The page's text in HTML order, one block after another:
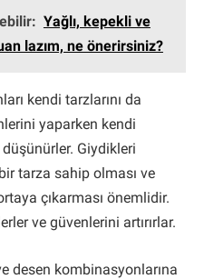
Yağlı, kepekli ve
lazım, ne önerirsiniz?
kendi tarzlarını da
yaparken kendi
düşünürler. Giydikleri
tarza sahip olması ve
çıkarması önemlidir.
ve güvenlerini artırırlar.
desen kombinasyonlarına